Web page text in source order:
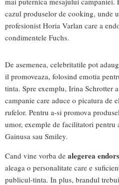
cazul produselor de cooking, unde
profesionist Horia Varlan care a
condimentele Fuchs.
De asemenea, celebritatile pot
il promoveaza, folosind emotia
tinta. Spre exemplu, Irina Schrotter
campanie care aduce o picatura de
rufelor. Pentru a-si promova
umor, exemple de facilitatori pentru
Gainusa sau Smiley.
Cand vine vorba de alegerea
aleaga o personalitate care e
publicul-tinta. In plus, brandul